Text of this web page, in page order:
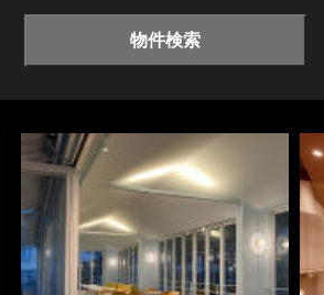
物件検索